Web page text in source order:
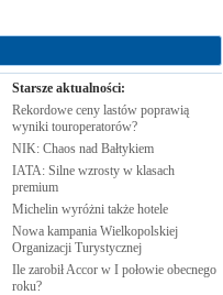
Starsze aktualności:
Rekordowe ceny lastów poprawią
wyniki touroperatorów?
NIK: Chaos nad Bałtykiem
IATA: Silne wzrosty w klasach
premium
Michelin wyróżni także hotele
Nowa kampania Wielkopolskiej
Organizacji Turystycznej
Ile zarobił Accor w I połowie obecnego
roku?